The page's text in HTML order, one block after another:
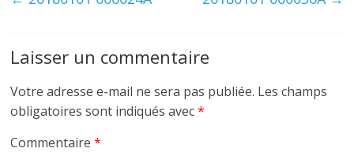
Laisser un commentaire
Votre adresse e-mail ne sera pas publiée. Les champs
obligatoires sont indiqués avec*
Commentaire*